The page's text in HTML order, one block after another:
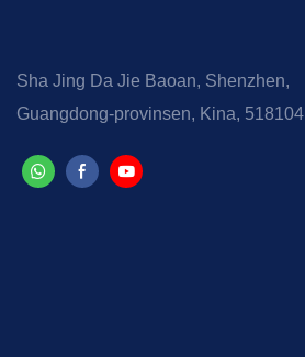
Sha Jing Da Jie Baoan, Shenzhen,
Guangdong-provinsen, Kina, 518104